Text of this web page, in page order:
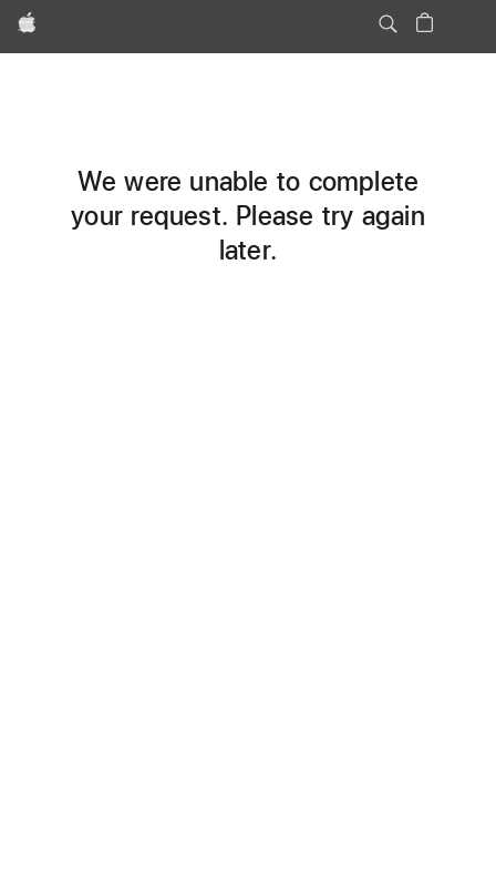
Apple
We were unable to complete
your request. Please try again
later.